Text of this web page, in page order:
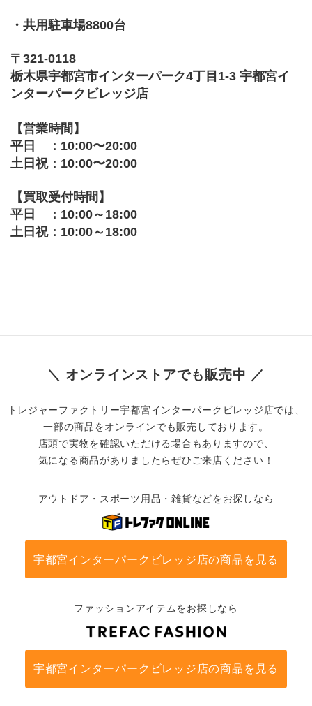
・共用駐車場8800台
〒321-0118
栃木県宇都宮市インターパーク4丁目1-3 宇都宮イ
ンターパークビレッジ店
【営業時間】
平日　：10:00〜20:00
土日祝：10:00〜20:00
【買取受付時間】
平日　：10:00～18:00
土日祝：10:00～18:00
＼ オンラインストアでも販売中 ／
トレジャーファクトリー宇都宮インターパークビレッジ店では、
一部の商品をオンラインでも販売しております。
店頭で実物を確認いただける場合もありますので、
気になる商品がありましたらぜひご来店ください！
アウトドア・スポーツ用品・雑貨などをお探しなら
宇都宮インターパークビレッジ店の商品を見る
ファッションアイテムをお探しなら
宇都宮インターパークビレッジ店の商品を見る